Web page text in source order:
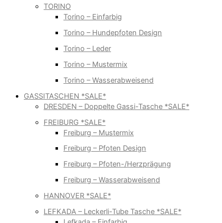
TORINO
Torino – Einfarbig
Torino – Hundepfoten Design
Torino – Leder
Torino – Mustermix
Torino – Wasserabweisend
GASSITASCHEN *SALE*
DRESDEN – Doppelte Gassi-Tasche *SALE*
FREIBURG *SALE*
Freiburg – Mustermix
Freiburg – Pfoten Design
Freiburg – Pfoten-/Herzprägung
Freiburg – Wasserabweisend
HANNOVER *SALE*
LEFKADA – Leckerli-Tube Tasche *SALE*